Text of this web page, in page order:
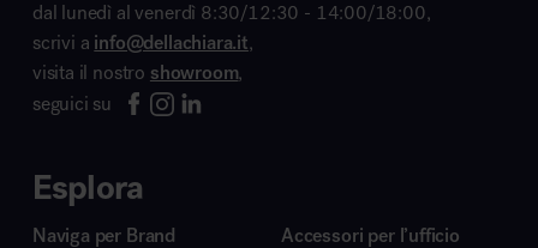
dal lunedì al venerdì 8:30/12:30 - 14:00/18:00,
scrivi a info@dellachiara.it,
visita il nostro showroom,
seguici su
Esplora
Naviga per Brand
Accessori per l’ufficio